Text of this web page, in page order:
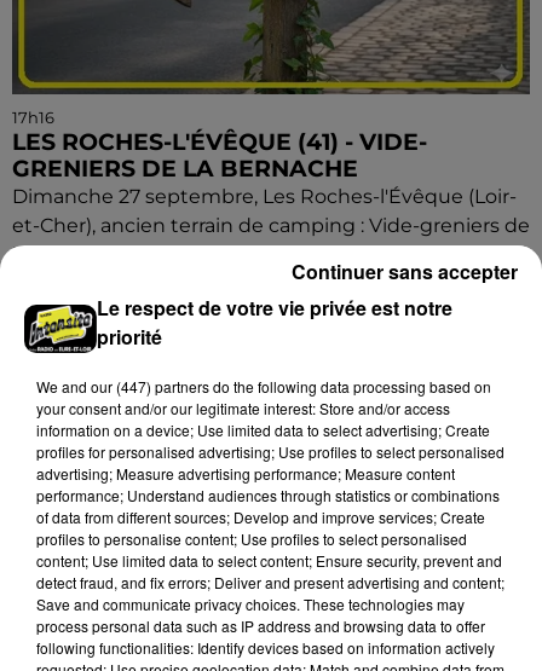
17h16
LES ROCHES-L'ÉVÊQUE (41) - VIDE-
GRENIERS DE LA BERNACHE
Dimanche 27 septembre, Les Roches-l'Évêque (Loir-
et-Cher), ancien terrain de camping : Vide-greniers de
la Bernache.
Le respect de votre vie privée est notre
priorité
We and our (447) partnersdo the following data processing based on
your consent and/or our legitimate interest: Store and/or access
information on a device; Use limited data to select advertising; Create
profiles for personalised advertising; Use profiles to select personalised
advertising; Measure advertising performance; Measure content
performance; Understand audiences through statistics or combinations
of data from different sources; Develop and improve services; Create
profiles to personalise content; Use profiles to select personalised
content; Use limited data to select content; Ensure security, prevent and
detect fraud, and fix errors; Deliver and present advertising and content;
Save and communicate privacy choices. These technologies may
process personal data such as IP address and browsing data to offer
following functionalities: Identify devices based on information actively
Continuer sans accepter